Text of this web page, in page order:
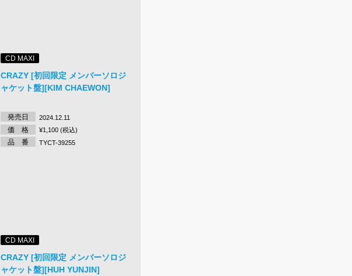
CD MAXI
CRAZY [初回限定 メンバーソロジ
ャケット盤][KIM CHAEWON]
発売日 2024.12.11
価 格 ¥1,100 (税込)
品 番 TYCT-39255
CD MAXI
CRAZY [初回限定 メンバーソロジ
ャケット盤][HUH YUNJIN]